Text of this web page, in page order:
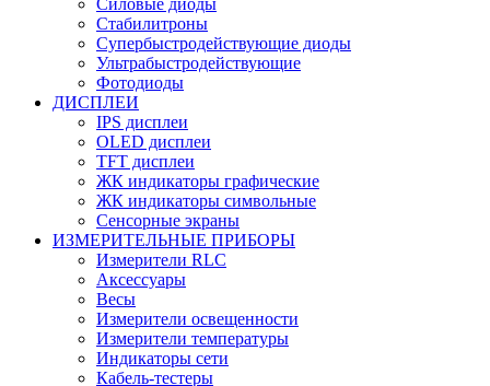
Стабилитроны
Супербыстродействующие диоды
Ультрабыстродействующие
Фотодиоды
ДИСПЛЕИ
IPS дисплеи
OLED дисплеи
TFT дисплеи
ЖК индикаторы графические
ЖК индикаторы символьные
Сенсорные экраны
ИЗМЕРИТЕЛЬНЫЕ ПРИБОРЫ
Измерители RLC
Аксессуары
Весы
Измерители освещенности
Измерители температуры
Индикаторы сети
Кабель-тестеры